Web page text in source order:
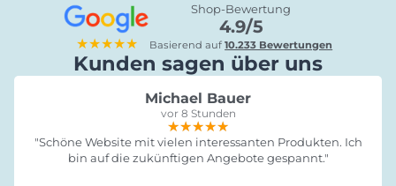
★★★★★
Shop-Bewertung
4.9/5
Basierend auf10.233 Bewertungen
Kunden sagen über uns
Michael Bauer
vor 8 Stunden
★★★★★
★★★★★
★★★★★
"Schöne Website mit vielen interessanten Produkten. Ich
bin auf die zukünftigen Angebote gespannt."